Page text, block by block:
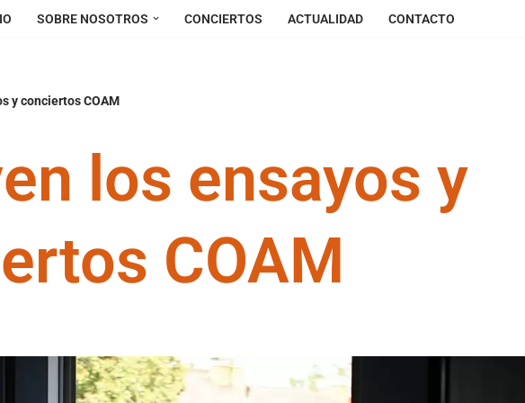
SOBRE NOSOTROS CONCIERTOS ACTUALIDAD CONTACTO
y conciertos COAM
los ensayos y
COAM